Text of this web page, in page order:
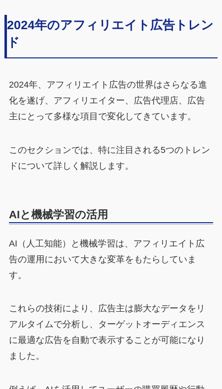
2024年のアフィリエイト広告トレン
ド
2024年、アフィリエイト広告の世界はさらなる進
化を遂げ、アフィリエイター、広告代理店、広告
主にとって多様な項目で変化してきています。
このセクションでは、特に注目される5つのトレン
ドについて詳しく解説します。
AIと機械学習の活用
AI（人工知能）と機械学習は、アフィリエイト広
告の運用において大きな変革をもたらしていま
す。
これらの技術により、広告主は膨大なデータをリ
アルタイムで分析し、ターゲットオーディエンス
に最適な広告を自動で表示することが可能になり
ました。